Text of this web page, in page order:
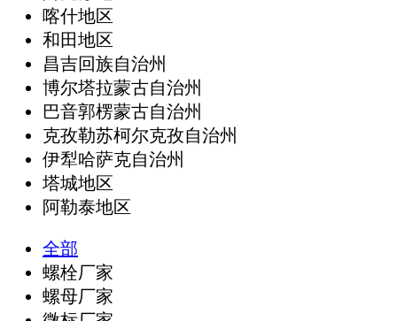
喀什地区
和田地区
昌吉回族自治州
博尔塔拉蒙古自治州
巴音郭楞蒙古自治州
克孜勒苏柯尔克孜自治州
伊犁哈萨克自治州
塔城地区
阿勒泰地区
全部
螺栓厂家
螺母厂家